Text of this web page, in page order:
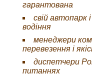
гарантована
свій автопарк
водіння
менеджери
перевезення і
диспетчери
питаннях